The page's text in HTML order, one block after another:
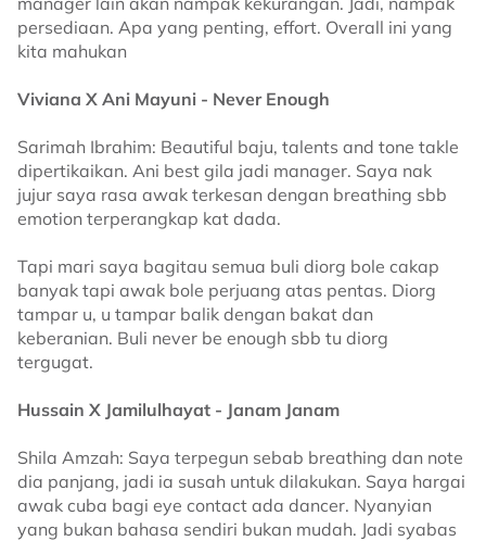
persediaan. Apa yang penting, effort. Overall ini yang
kita mahukan
Viviana X Ani Mayuni - Never Enough
Sarimah Ibrahim: Beautiful baju, talents and tone takle
dipertikaikan. Ani best gila jadi manager. Saya nak
jujur saya rasa awak terkesan dengan breathing sbb
emotion terperangkap kat dada.
Tapi mari saya bagitau semua buli diorg bole cakap
banyak tapi awak bole perjuang atas pentas. Diorg
tampar u, u tampar balik dengan bakat dan
keberanian. Buli never be enough sbb tu diorg
tergugat.
Hussain X Jamilulhayat - Janam Janam
Shila Amzah: Saya terpegun sebab breathing dan note
dia panjang, jadi ia susah untuk dilakukan. Saya hargai
awak cuba bagi eye contact ada dancer. Nyanyian
yang bukan bahasa sendiri bukan mudah. Jadi syabas